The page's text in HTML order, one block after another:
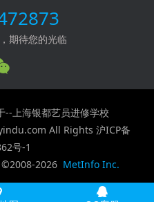
期待您的光临
--上海银都艺员进修学校
All Rights 沪ICP备
号-1
©2008-2026 MetInfo Inc.